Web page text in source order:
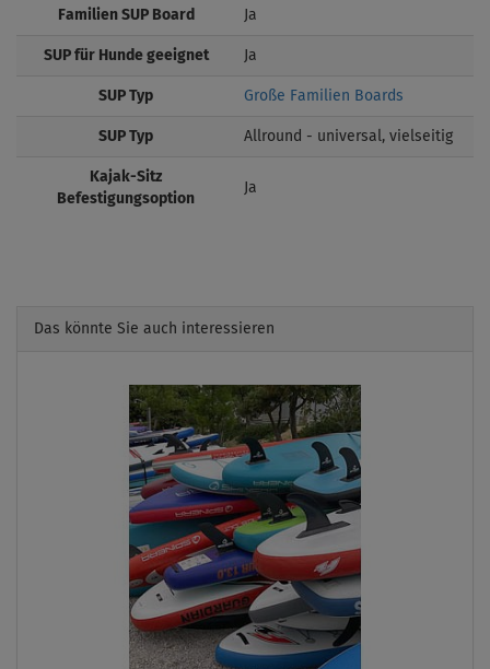
Familien SUP Board Ja
SUP für Hunde geeignet Ja
SUP Typ Große Familien Boards
SUP Typ Allround - universal, vielseitig
Kajak-Sitz
Befestigungsoption
Ja
Das könnte Sie auch interessieren
Previous